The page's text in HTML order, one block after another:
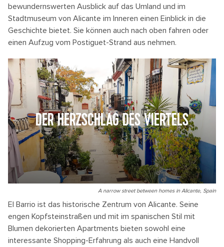
bewundernswerten Ausblick auf das Umland und im
Stadtmuseum von Alicante im Inneren einen Einblick in die
Geschichte bietet. Sie können auch nach oben fahren oder
einen Aufzug vom Postiguet-Strand aus nehmen.
DER HERZSCHLAG DES VIERTELS
A narrow street between homes in Alicante, Spain
El Barrio ist das historische Zentrum von Alicante. Seine
engen Kopfsteinstraßen und mit im spanischen Stil mit
Blumen dekorierten Apartments bieten sowohl eine
interessante Shopping-Erfahrung als auch eine Handvoll